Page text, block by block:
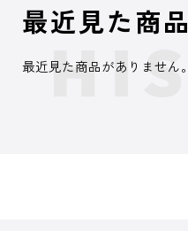
最近見た商品
最近見た商品がありません。